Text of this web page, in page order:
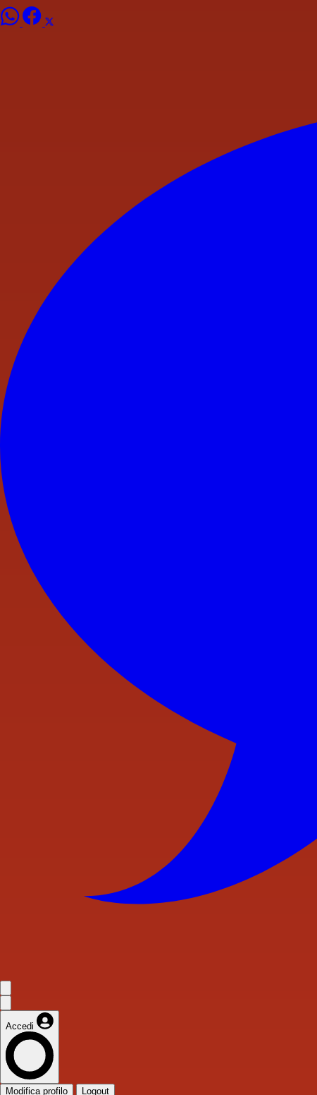
Accedi
Modifica profilo Logout